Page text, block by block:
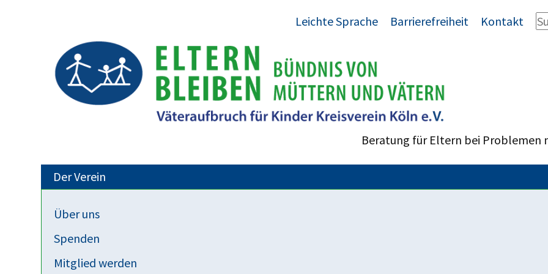
Leichte Sprache Barrierefreiheit Kontakt
Beratung für Eltern bei Problemen
Der Verein
Über uns
Spenden
Mitglied werden
Elterninfos
OLG Celle: Unmittelbare Verhängung von 30 Tagen Ordnungshaft bei
Nichtherausgabe des Kindes